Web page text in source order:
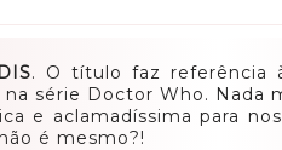
. O título faz referência
série Doctor Who. Nada
e aclamadíssima para
é mesmo?!